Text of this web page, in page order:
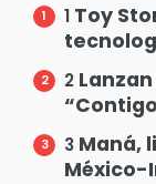
1 Toy
2
3 Maná,
México-